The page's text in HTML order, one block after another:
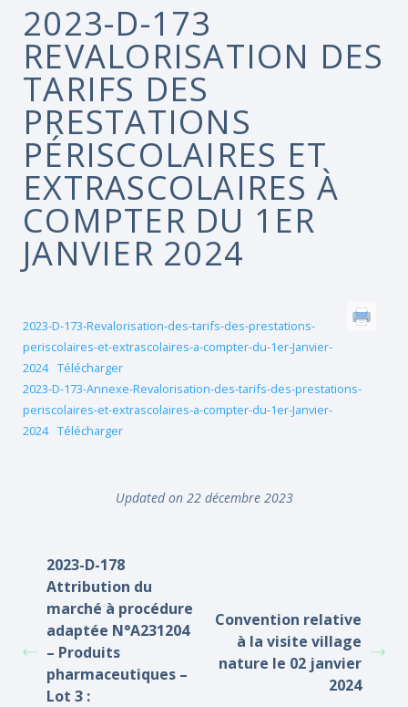
2023-D-173
REVALORISATION DES
TARIFS DES
PRESTATIONS
PÉRISCOLAIRES ET
EXTRASCOLAIRES À
COMPTER DU 1ER
JANVIER 2024
2023-D-173-Revalorisation-des-tarifs-des-prestations-
periscolaires-et-extrascolaires-a-compter-du-1er-Janvier-
2024 Télécharger
2023-D-173-Annexe-Revalorisation-des-tarifs-des-prestations-
periscolaires-et-extrascolaires-a-compter-du-1er-Janvier-
2024 Télécharger
Updated on 22 décembre 2023
2023-D-178
Attribution du
marché à procédure
adaptée N°A231204
– Produits
pharmaceutiques –
Lot 3 :
Convention relative
à la visite village
nature le 02 janvier
2024